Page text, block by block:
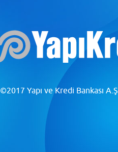
©2017 Yapı ve Kredi Bankası A.Ş.